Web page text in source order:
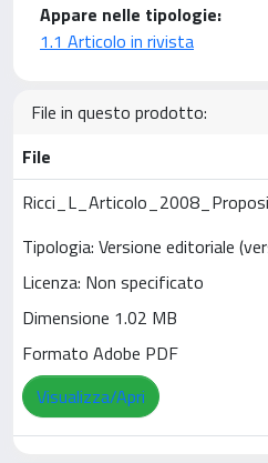
Appare nelle tipologie:
1.1 Articolo in rivista
File in questo prodotto:
File
Tipologia: Versione editoriale
Licenza: Non specificato
Dimensione 1.02 MB
Formato Adobe PDF
Visualizza/Apri